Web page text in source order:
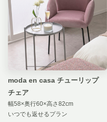
moda en casa チューリップ
チェア
幅58×奥行60×高さ82cm
いつでも返せるプラン